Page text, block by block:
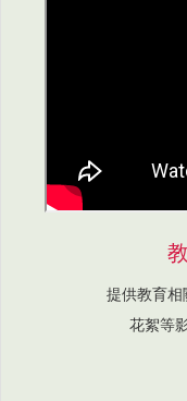
提供教育相
花絮等